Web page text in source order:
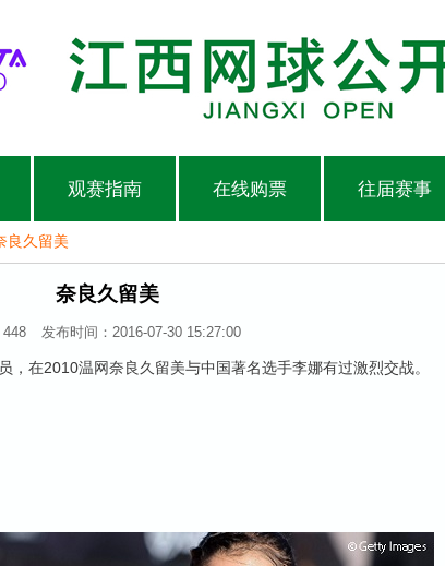
观赛指南 在线购票 往届赛事
良久留美
奈良久留美
448 发布时间：2016-07-30 15:27:00
，在2010温网奈良久留美与中国著名选手李娜有过激烈交战。